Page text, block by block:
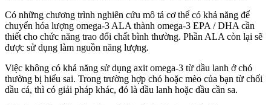
Có những chương trình nghiên cứu mô tả cơ thể có khả năng để
chuyển hóa lượng omega-3 ALA thành omega-3 EPA / DHA cần
thiết cho chức năng trao đổi chất bình thường. Phần ALA còn lại sẽ
được sử dụng làm nguồn năng lượng.
Việc không có khả năng sử dụng axit omega-3 từ dầu lanh ở chó
thường bị hiểu sai. Trong trường hợp chó hoặc mèo của bạn từ chối
dầu cá, thì có giải pháp khác, đó là dầu lanh hoặc dầu cần sa.